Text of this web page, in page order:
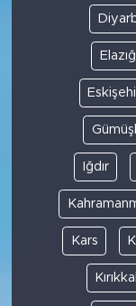
Elazığ
Iğdır
Kars